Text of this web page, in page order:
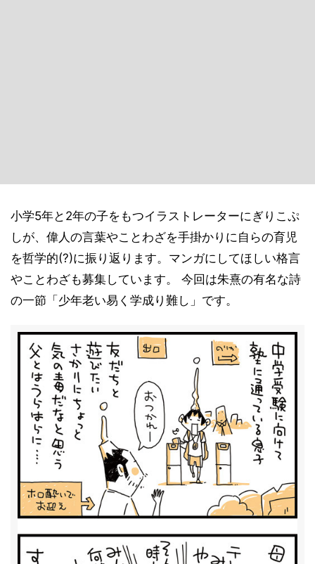
小学5年と2年の子をもつイラストレーターにぎりこぷ
しが、偉人の言葉やことわざを手掛かりに自らの育児
を哲学的(?)に振り返ります。マンガにしてほしい格言
やことわざも募集しています。 今回は朱熹の有名な詩
の一節「少年老い易く学成り難し」です。